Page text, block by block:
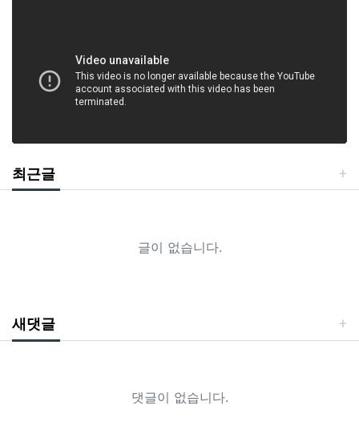
최근글
글이 없습니다.
새댓글
댓글이 없습니다.